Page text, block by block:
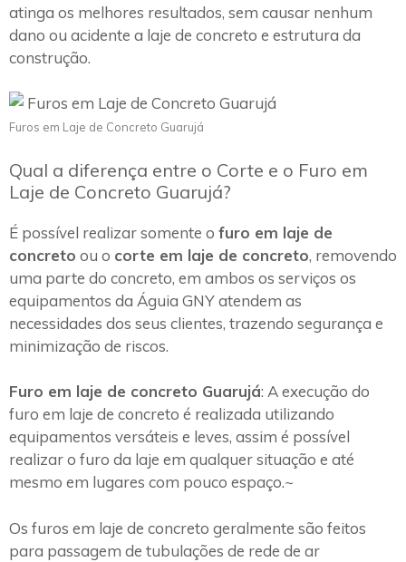
atinga os melhores resultados, sem causar nenhum
dano ou acidente a laje de concreto e estrutura da
construção.
Furos em Laje de Concreto Guarujá
Qual a diferença entre o Corte e o Furo em
Laje de Concreto Guarujá?
É possível realizar somente o furo em laje de
concreto ou o corte em laje de concreto, removendo
uma parte do concreto, em ambos os serviços os
equipamentos da Águia GNY atendem as
necessidades dos seus clientes, trazendo segurança e
minimização de riscos.
Furo em laje de concreto Guarujá: A execução do
furo em laje de concreto é realizada utilizando
equipamentos versáteis e leves, assim é possível
realizar o furo da laje em qualquer situação e até
mesmo em lugares com pouco espaço.~
Os furos em laje de concreto geralmente são feitos
para passagem de tubulações de rede de ar